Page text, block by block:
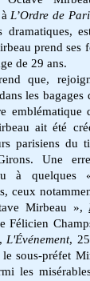
àL’Ordre de
dramatiques,
prend ses
de 29 ans.
que,
les bagages
emblématique
ait été
parisiens du
Une
à quelques
ceux
Mirbeau »,
Félicien
L'Événement,
le sous-préfet
les